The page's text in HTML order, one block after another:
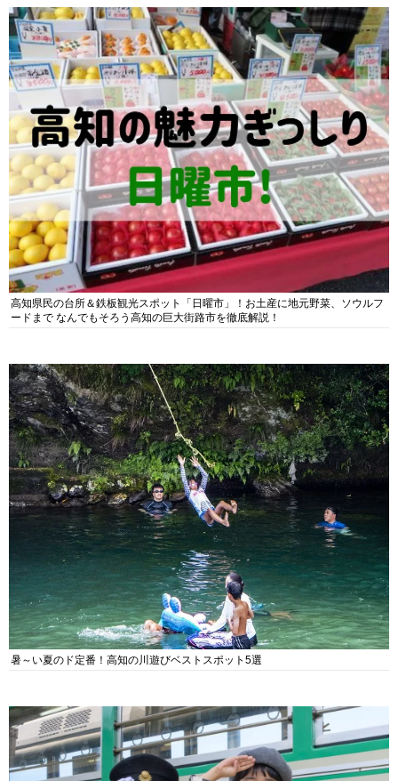
高知県民の台所＆鉄板観光スポット「日曜市」！お土産に地元野菜、ソウルフ
ードまで なんでもそろう高知の巨大街路市を徹底解説！
暑～い夏のド定番！高知の川遊びベストスポット5選